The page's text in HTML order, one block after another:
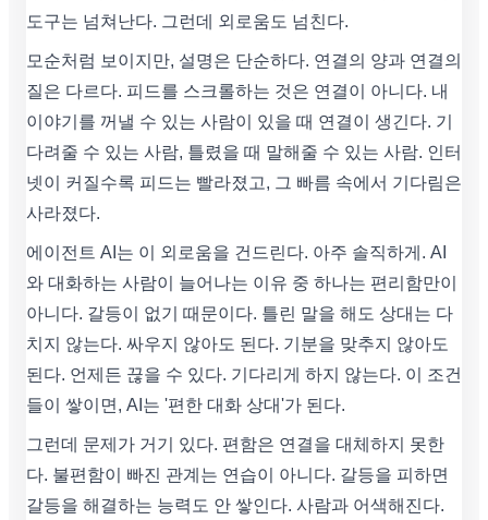
도구는 넘쳐난다. 그런데 외로움도 넘친다.
모순처럼 보이지만, 설명은 단순하다. 연결의 양과 연결의
질은 다르다. 피드를 스크롤하는 것은 연결이 아니다. 내
이야기를 꺼낼 수 있는 사람이 있을 때 연결이 생긴다. 기
다려줄 수 있는 사람, 틀렸을 때 말해줄 수 있는 사람. 인터
넷이 커질수록 피드는 빨라졌고, 그 빠름 속에서 기다림은
사라졌다.
에이전트 AI는 이 외로움을 건드린다. 아주 솔직하게. AI
와 대화하는 사람이 늘어나는 이유 중 하나는 편리함만이
아니다. 갈등이 없기 때문이다. 틀린 말을 해도 상대는 다
치지 않는다. 싸우지 않아도 된다. 기분을 맞추지 않아도
된다. 언제든 끊을 수 있다. 기다리게 하지 않는다. 이 조건
들이 쌓이면, AI는 '편한 대화 상대'가 된다.
그런데 문제가 거기 있다. 편함은 연결을 대체하지 못한
다. 불편함이 빠진 관계는 연습이 아니다. 갈등을 피하면
갈등을 해결하는 능력도 안 쌓인다. 사람과 어색해진다.